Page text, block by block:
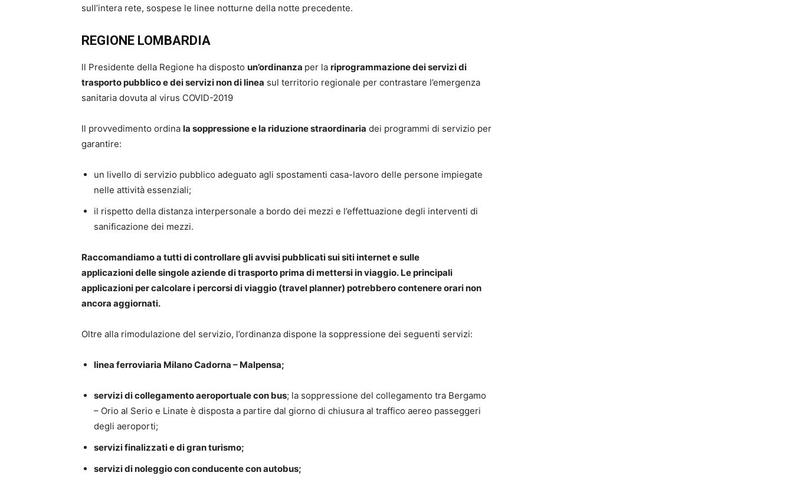
sull’intera rete, sospese le linee notturne della notte precedente.
REGIONE LOMBARDIA
ll Presidente della Regione ha disposto un’ordinanza per la riprogrammazione dei servizi di
trasporto pubblico e dei servizi non di linea sul territorio regionale per contrastare l’emergenza
sanitaria dovuta al virus COVID-2019
Il provvedimento ordina la soppressione e la riduzione straordinaria dei programmi di servizio per
garantire:
un livello di servizio pubblico adeguato agli spostamenti casa-lavoro delle persone impiegate
nelle attività essenziali;
il rispetto della distanza interpersonale a bordo dei mezzi e l’effettuazione degli interventi di
sanificazione dei mezzi.
Raccomandiamo a tutti di controllare gli avvisi pubblicati sui siti internet e sulle
applicazioni delle singole aziende di trasporto prima di mettersi in viaggio. Le principali
applicazioni per calcolare i percorsi di viaggio (travel planner) potrebbero contenere orari non
ancora aggiornati.
Oltre alla rimodulazione del servizio, l’ordinanza dispone la soppressione dei seguenti servizi:
linea ferroviaria Milano Cadorna – Malpensa;
servizi di collegamento aeroportuale con bus; la soppressione del collegamento tra Bergamo
– Orio al Serio e Linate è disposta a partire dal giorno di chiusura al traffico aereo passeggeri
degli aeroporti;
servizi finalizzati e di gran turismo;
servizi di noleggio con conducente con autobus;